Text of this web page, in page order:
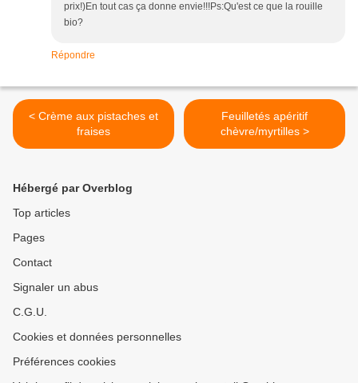
prix!)En tout cas ça donne envie!!!Ps:Qu'est ce que la rouille
bio?
Répondre
< Crème aux pistaches et
fraises
Feuilletés apéritif
chèvre/myrtilles >
Hébergé par Overblog
Top articles
Pages
Contact
Signaler un abus
C.G.U.
Cookies et données personnelles
Préférences cookies